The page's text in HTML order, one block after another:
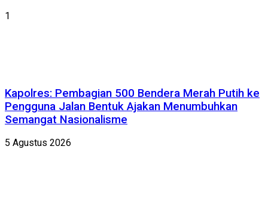
1
Kapolres: Pembagian 500 Bendera Merah Putih ke
Pengguna Jalan Bentuk Ajakan Menumbuhkan
Semangat Nasionalisme
5 Agustus 2026